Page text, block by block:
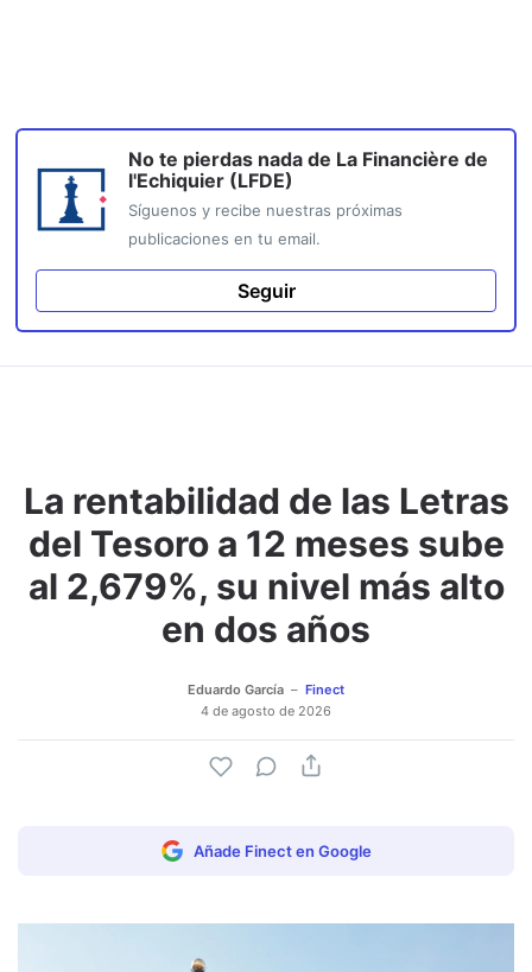
No te pierdas nada de La Financière de
l'Echiquier (LFDE)
Síguenos y recibe nuestras próximas
publicaciones en tu email.
Seguir
La rentabilidad de las Letras
del Tesoro a 12 meses sube
al 2,679%, su nivel más alto
en dos años
Eduardo García
Finect
4 de agosto de 2026
Añade Finect en Google